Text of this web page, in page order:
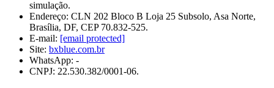
simulação.
Endereço: CLN 202 Bloco B Loja 25 Subsolo, Asa Norte,
Brasília, DF, CEP 70.832-525.
E-mail: [email protected]
Site: bxblue.com.br
WhatsApp: -
CNPJ: 22.530.382/0001-06.